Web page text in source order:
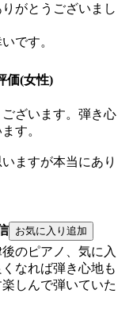
がとうございまし
です。
価(女性)
ざいます。弾き心
す。
ますが本当にあり
のピアノ、気に入
なれば弾き心地も
しんで弾いていた